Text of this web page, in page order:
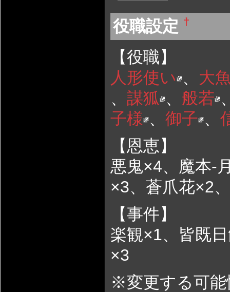
役職設定 †
【役職】
人形使い 、 大
、 謀狐 、 般若
子様 、 御子 、
【恩恵】
悪鬼×4、魔本-
×3、蒼爪花×2
【事件】
楽観×1、皆既
×3
※変更する可能